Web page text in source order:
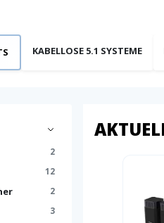
KABELLOSE 5.1 SYSTEME
2
12
2
3